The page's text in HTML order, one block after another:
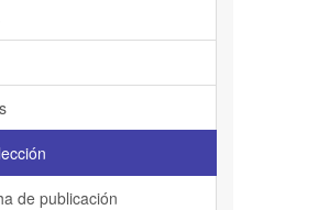
de publicación